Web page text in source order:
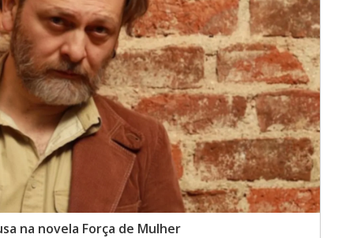
na novela Força de Mulher